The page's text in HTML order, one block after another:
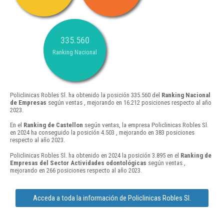
335.560
Ranking Nacional
Policlinicas Robles Sl. ha obtenido la posición 335.560 del Ranking Nacional
de Empresas según ventas , mejorando en 16.212 posiciones respecto al año
2023.
En el Ranking de Castellon según ventas, la empresa Policlinicas Robles Sl.
en 2024 ha conseguido la posición 4.503 , mejorando en 383 posiciones
respecto al año 2023.
Policlinicas Robles Sl. ha obtenido en 2024 la posición 3.895 en el Ranking de
Empresas del Sector Actividades odontológicas según ventas ,
mejorando en 266 posiciones respecto al año 2023.
Acceda a toda la información de Policlinicas Robles Sl.